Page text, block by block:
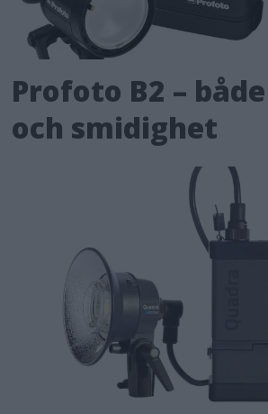
Profoto B2 –
och smidighet